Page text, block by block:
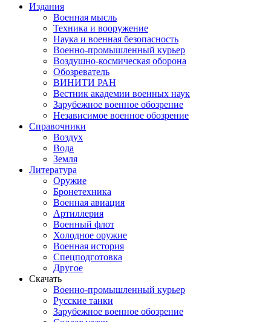
Издания
Военная мысль
Техника и вооружение
Наука и военная безопасность
Военно-промышленный курьер
Воздушно-космическая оборона
Обозреватель
ВИНИТИ РАН
Вестник академии военных наук
Зарубежное военное обозрение
Независимое военное обозрение
Справочники
Воздух
Вода
Земля
Литература
Оружие
Бронетехника
Военная авиация
Артиллерия
Военный флот
Холодное оружие
Военная история
Спецподготовка
Другое
Скачать
Военно-промышленный курьер
Русские танки
Зарубежное военное обозрение